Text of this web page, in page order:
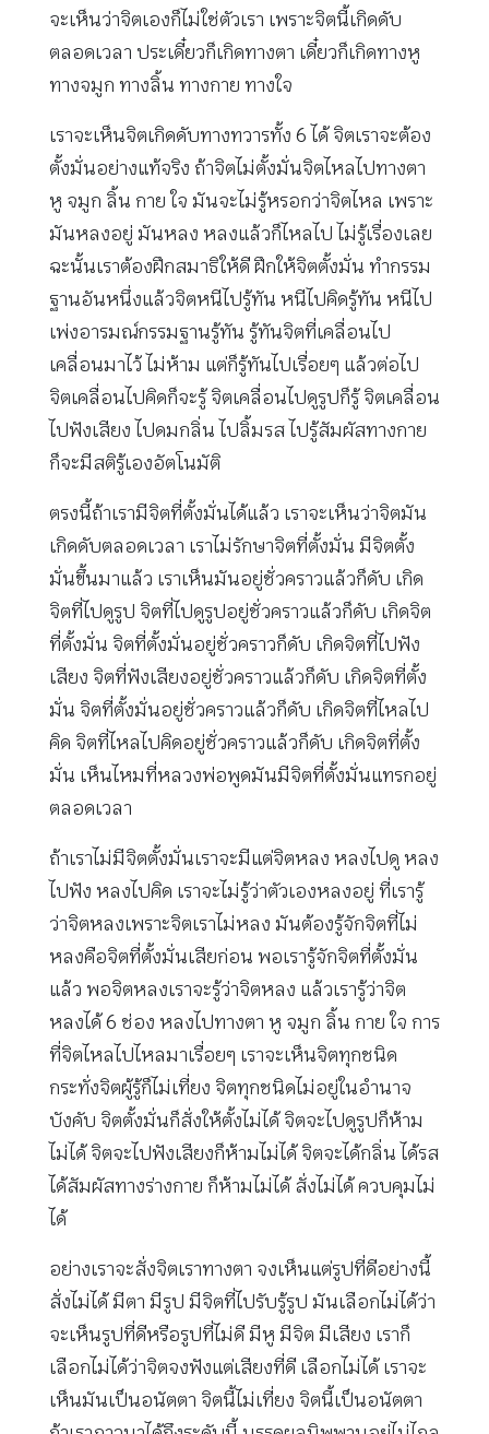
จะเห็นว่าจิตเองก็ไม่ใช่ตัวเรา เพราะจิตนี้เกิดดับ
ตลอดเวลา ประเดี๋ยวก็เกิดทางตา เดี๋ยวก็เกิดทางหู
ทางจมูก ทางลิ้น ทางกาย ทางใจ
เราจะเห็นจิตเกิดดับทางทวารทั้ง 6 ได้ จิตเราจะต้อง
ตั้งมั่นอย่างแท้จริง ถ้าจิตไม่ตั้งมั่นจิตไหลไปทางตา
หู จมูก ลิ้น กาย ใจ มันจะไม่รู้หรอกว่าจิตไหล เพราะ
มันหลงอยู่ มันหลง หลงแล้วก็ไหลไป ไม่รู้เรื่องเลย
ฉะนั้นเราต้องฝึกสมาธิให้ดี ฝึกให้จิตตั้งมั่น ทำกรรม
ฐานอันหนึ่งแล้วจิตหนีไปรู้ทัน หนีไปคิดรู้ทัน หนีไป
เพ่งอารมณ์กรรมฐานรู้ทัน รู้ทันจิตที่เคลื่อนไป
เคลื่อนมาไว้ ไม่ห้าม แต่ก็รู้ทันไปเรื่อยๆ แล้วต่อไป
จิตเคลื่อนไปคิดก็จะรู้ จิตเคลื่อนไปดูรูปก็รู้ จิตเคลื่อน
ไปฟังเสียง ไปดมกลิ่น ไปลิ้มรส ไปรู้สัมผัสทางกาย
ก็จะมีสติรู้เองอัตโนมัติ
ตรงนี้ถ้าเรามีจิตที่ตั้งมั่นได้แล้ว เราจะเห็นว่าจิตมัน
เกิดดับตลอดเวลา เราไม่รักษาจิตที่ตั้งมั่น มีจิตตั้ง
มั่นขึ้นมาแล้ว เราเห็นมันอยู่ชั่วคราวแล้วก็ดับ เกิด
จิตที่ไปดูรูป จิตที่ไปดูรูปอยู่ชั่วคราวแล้วก็ดับ เกิดจิต
ที่ตั้งมั่น จิตที่ตั้งมั่นอยู่ชั่วคราวก็ดับ เกิดจิตที่ไปฟัง
เสียง จิตที่ฟังเสียงอยู่ชั่วคราวแล้วก็ดับ เกิดจิตที่ตั้ง
มั่น จิตที่ตั้งมั่นอยู่ชั่วคราวแล้วก็ดับ เกิดจิตที่ไหลไป
คิด จิตที่ไหลไปคิดอยู่ชั่วคราวแล้วก็ดับ เกิดจิตที่ตั้ง
มั่น เห็นไหมที่หลวงพ่อพูดมันมีจิตที่ตั้งมั่นแทรกอยู่
ตลอดเวลา
ถ้าเราไม่มีจิตตั้งมั่นเราจะมีแต่จิตหลง หลงไปดู หลง
ไปฟัง หลงไปคิด เราจะไม่รู้ว่าตัวเองหลงอยู่ ที่เรารู้
ว่าจิตหลงเพราะจิตเราไม่หลง มันต้องรู้จักจิตที่ไม่
หลงคือจิตที่ตั้งมั่นเสียก่อน พอเรารู้จักจิตที่ตั้งมั่น
แล้ว พอจิตหลงเราจะรู้ว่าจิตหลง แล้วเรารู้ว่าจิต
หลงได้ 6 ช่อง หลงไปทางตา หู จมูก ลิ้น กาย ใจ การ
ที่จิตไหลไปไหลมาเรื่อยๆ เราจะเห็นจิตทุกชนิด
กระทั่งจิตผู้รู้ก็ไม่เที่ยง จิตทุกชนิดไม่อยู่ในอำนาจ
บังคับ จิตตั้งมั่นก็สั่งให้ตั้งไม่ได้ จิตจะไปดูรูปก็ห้าม
ไม่ได้ จิตจะไปฟังเสียงก็ห้ามไม่ได้ จิตจะได้กลิ่น ได้รส
ได้สัมผัสทางร่างกาย ก็ห้ามไม่ได้ สั่งไม่ได้ ควบคุมไม่
ได้
อย่างเราจะสั่งจิตเราทางตา จงเห็นแต่รูปที่ดีอย่างนี้
สั่งไม่ได้ มีตา มีรูป มีจิตที่ไปรับรู้รูป มันเลือกไม่ได้ว่า
จะเห็นรูปที่ดีหรือรูปที่ไม่ดี มีหู มีจิต มีเสียง เราก็
เลือกไม่ได้ว่าจิตจงฟังแต่เสียงที่ดี เลือกไม่ได้ เราจะ
เห็นมันเป็นอนัตตา จิตนี้ไม่เที่ยง จิตนี้เป็นอนัตตา